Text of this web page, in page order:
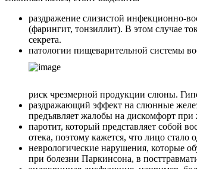
раздражение слизистой инфекционно-
(фарингит, тонзиллит). В этом случае
секрета.
патологии пищеварительной системы
риск чрезмерной продукции слюны.
раздражающий эффект на слюнные
предъявляет жалобы на дискомфорт
паротит, который представляет собой
отека, поэтому кажется, что лицо стало
неврологические нарушения, которые
при болезни Паркинсона, в